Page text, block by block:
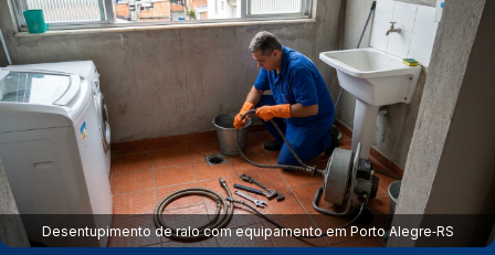
Desentupimento de ralo com equipamento em Porto Alegre‑RS